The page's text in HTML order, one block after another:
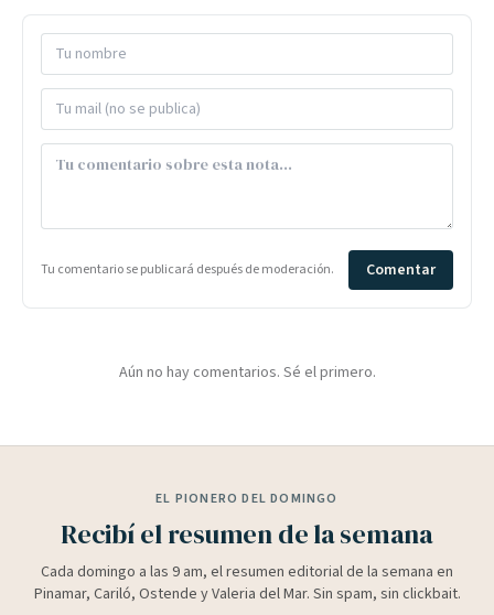
Tu comentario se publicará después de moderación. Comentar
Aún no hay comentarios. Sé el primero.
EL PIONERO DEL DOMINGO
Recibí el resumen de la semana
Cada domingo a las 9 am, el resumen editorial de la semana en
Pinamar, Cariló, Ostende y Valeria del Mar. Sin spam, sin clickbait.